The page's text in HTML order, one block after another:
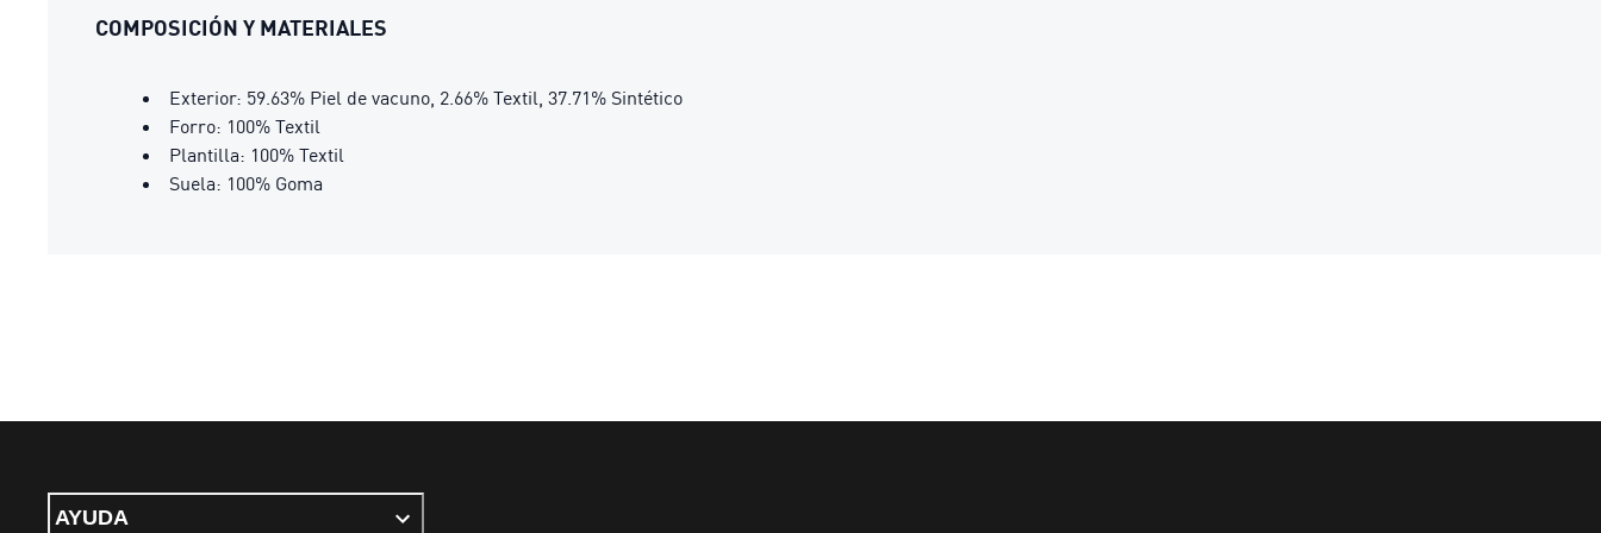
COMPOSICIÓN Y MATERIALES
Exterior: 59.63% Piel de vacuno, 2.66% Textil, 37.71% Sintético
Forro: 100% Textil
Plantilla: 100% Textil
Suela: 100% Goma
AYUDA